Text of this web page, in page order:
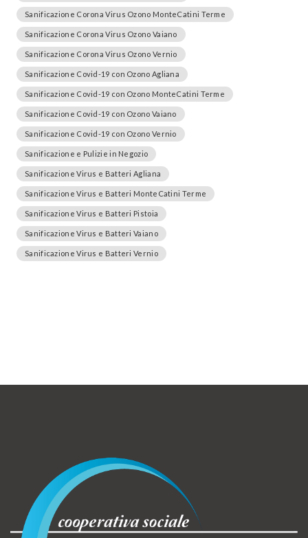
Sanificazione Corona Virus Ozono MonteCatini Terme
Sanificazione Corona Virus Ozono Vaiano
Sanificazione Corona Virus Ozono Vernio
Sanificazione Covid-19 con Ozono Agliana
Sanificazione Covid-19 con Ozono MonteCatini Terme
Sanificazione Covid-19 con Ozono Vaiano
Sanificazione Covid-19 con Ozono Vernio
Sanificazione e Pulizie in Negozio
Sanificazione Virus e Batteri Agliana
Sanificazione Virus e Batteri MonteCatini Terme
Sanificazione Virus e Batteri Pistoia
Sanificazione Virus e Batteri Vaiano
Sanificazione Virus e Batteri Vernio